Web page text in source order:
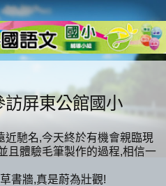
屏東公館國小
馳名,今天終於有機會親臨現
且體驗毛筆製作的過程,相信一
書牆,真是蔚為壯觀!